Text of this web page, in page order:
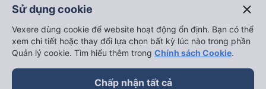
Sử dụng cookie close
Vexere dùng cookie để website hoạt động ổn định. Bạn có thể
xem chi tiết hoặc thay đổi lựa chọn bất kỳ lúc nào trong phần
Quản lý cookie. Tìm hiểu thêm trong Chính sách Cookie.
Chấp nhận tất cả